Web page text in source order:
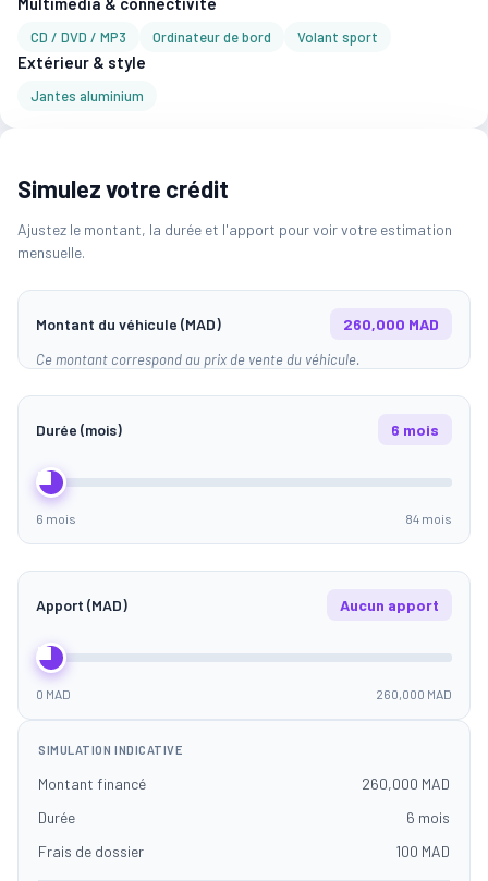
CD / DVD / MP3 Ordinateur de bord Volant sport
Extérieur & style
Jantes aluminium
Simulez votre crédit
Ajustez le montant, la durée et l'apport pour voir votre estimation
mensuelle.
Montant du véhicule (MAD) 260,000 MAD
Ce montant correspond au prix de vente du véhicule.
Durée (mois) 6 mois
6 mois 84 mois
Apport (MAD) Aucun apport
0 MAD 260,000 MAD
SIMULATION INDICATIVE
Montant financé
260,000 MAD
Durée
6 mois
Frais de dossier
100 MAD